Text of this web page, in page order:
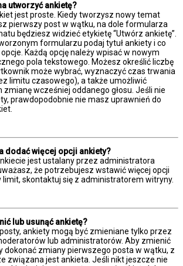
utworzyć ankietę?
jest proste. Kiedy tworzysz nowy temat
pierwszy post w wątku, na dole formularza
będziesz widzieć etykietę “Utwórz ankietę”.
formularzu podaj tytuł ankiety i co
Każdą opcję należy wpisać w nowym
pola tekstowego. Możesz określić liczbę
może wybrać, wyznaczyć czas trwania
limitu czasowego), a także umożliwić
wcześniej oddanego głosu. Jeśli nie
prawdopodobnie nie masz uprawnień do
dodać więcej opcji ankiety?
jest ustalany przez administratora
że potrzebujesz wstawić więcej opcji
limit, skontaktuj się z administratorem witryny.
lub usunąć ankietę?
ankiety mogą być zmieniane tylko przez
lub administratorów. Aby zmienić
dokonać zmiany pierwszego posta w wątku, z
związana jest ankieta. Jeśli nikt jeszcze nie